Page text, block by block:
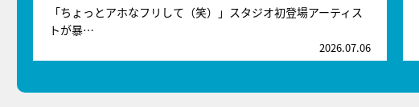
「ちょっとアホなフリして（笑）」スタジオ初登場アーティス
トが暴…
2026.07.06